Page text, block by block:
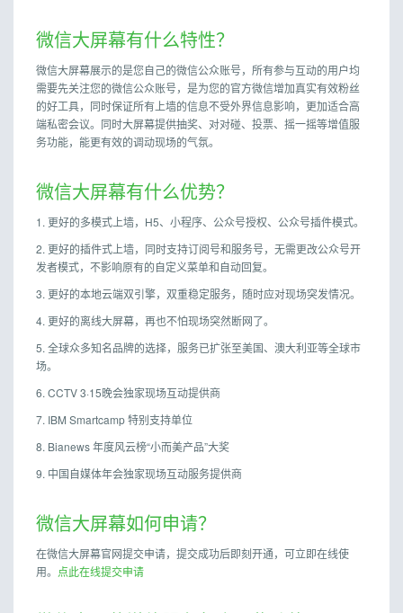
微信大屏幕有什么特性？
微信大屏幕展示的是您自己的微信公众账号，所有参与互动的用户均
需要先关注您的微信公众账号，是为您的官方微信增加真实有效粉丝
的好工具，同时保证所有上墙的信息不受外界信息影响，更加适合高
端私密会议。同时大屏幕提供抽奖、对对碰、投票、摇一摇等增值服
务功能，能更有效的调动现场的气氛。
微信大屏幕有什么优势？
1. 更好的多模式上墙，H5、小程序、公众号授权、公众号插件模式。
2. 更好的插件式上墙，同时支持订阅号和服务号，无需更改公众号开
发者模式，不影响原有的自定义菜单和自动回复。
3. 更好的本地云端双引擎，双重稳定服务，随时应对现场突发情况。
4. 更好的离线大屏幕，再也不怕现场突然断网了。
5. 全球众多知名品牌的选择，服务已扩张至美国、澳大利亚等全球市
场。
6. CCTV 3·15晚会独家现场互动提供商
7. IBM Smartcamp 特别支持单位
8. Bianews 年度风云榜“小而美产品”大奖
9. 中国自媒体年会独家现场互动服务提供商
微信大屏幕如何申请？
在微信大屏幕官网提交申请，提交成功后即刻开通，可立即在线使
用。 点此在线提交申请